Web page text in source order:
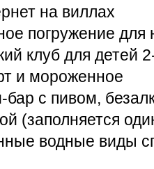
на виллах
погружение
клуб для детей
и мороженное
с пивом,
(заполняется
водные виды